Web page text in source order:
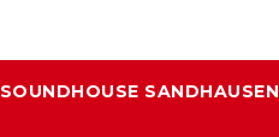
SOUNDHOUSE SANDHAUSEN